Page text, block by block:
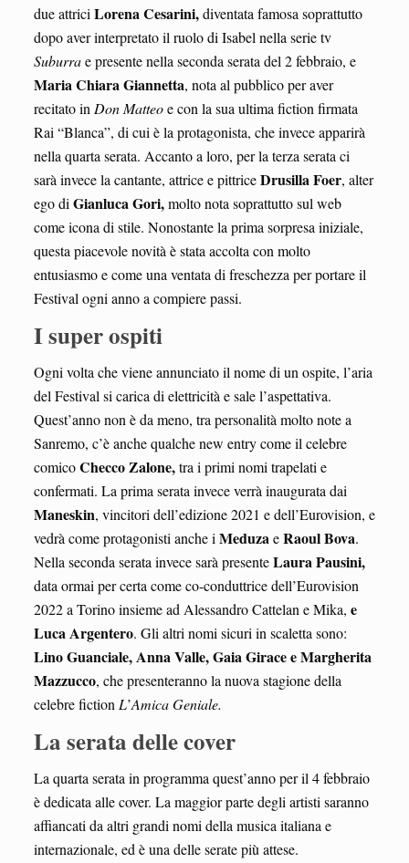
due attrici Lorena Cesarini,diventata famosa soprattutto
dopo aver interpretato il ruolo di Isabel nella serie tv
Suburrae presente nella seconda serata del 2 febbraio, e
Maria Chiara Giannetta, nota al pubblico per aver
recitato in Don Matteoe con la sua ultima fiction firmata
Rai “Blanca”, di cui è la protagonista, che invece apparirà
nella quarta serata. Accanto a loro, per la terza serata ci
sarà invece la cantante, attrice e pittriceDrusilla Foer, alter
ego diGianluca Gori,molto nota soprattutto sul web
come icona di stile. Nonostante la prima sorpresa iniziale,
questa piacevole novità è stata accolta con molto
entusiasmo e come una ventata di freschezza per portare il
Festival ogni anno a compiere passi.
I super ospiti
Ogni volta che viene annunciato il nome di un ospite, l’aria
del Festival si carica di elettricità e sale l’aspettativa.
Quest’anno non è da meno, tra personalità molto note a
Sanremo, c’è anche qualche new entry come il celebre
comicoChecco Zalone,tra i primi nomi trapelati e
confermati. La prima serata invece verrà inaugurata dai
Maneskin, vincitori dell’edizione 2021 e dell’Eurovision, e
vedrà come protagonisti anche i MeduzaeRaoul Bova.
Nella seconda serata invece sarà presenteLaura Pausini,
data ormai per certa come co-conduttrice dell’Eurovision
2022 a Torino insieme ad Alessandro Cattelan e Mika, e
Luca Argentero. Gli altri nomi sicuri in scaletta sono:
Lino Guanciale, Anna Valle, Gaia Girace e Margherita
Mazzucco, che presenteranno la nuova stagione della
celebre fiction L’Amica Geniale.
La serata delle cover
La quarta serata in programma quest’anno per il 4 febbraio
è dedicata alle cover. La maggior parte degli artisti saranno
affiancati da altri grandi nomi della musica italiana e
internazionale, ed è una delle serate più attese.